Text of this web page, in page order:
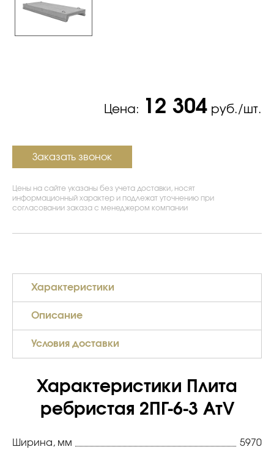
Цена: 12 304 руб./шт.
Заказать звонок
Цены на сайте указаны без учета доставки, носят
информационный характер и подлежат уточнению при
согласовании заказа с менеджером компании
Характеристики
Описание
Условия доставки
Характеристики Плита
ребристая 2ПГ-6-3 АтV
Ширина, мм
5970